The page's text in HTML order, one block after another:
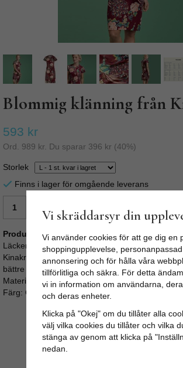
Blommig klänning från
593 kr
Ord. 989 kr . Du sparar 396 kr (40%)
Storlek
Finns i lager för omgående leverans
Produktbeskrivning:
Läcker klänning med fint mönster av blommor
Kinakrage med en liten klädd knapp. Något
bättre passform och lätt utställd kjol.
Material: 95% viscose, 5% elastane
Färg: Cherise Red, Burgundy med mönster av
Vi skräddarsyr din
Vi använder cookies för att ge dig en
shoppingupplevelse, personanpassad
annonsering och för hålla våra
tillförlitliga och säkra. För detta
vi in information om användarna,
och deras enheter.
Klicka på "Okej" om du tillåter alla
välj vilka cookies du tillåter och vilka
stänga av genom att klicka på
nedan.